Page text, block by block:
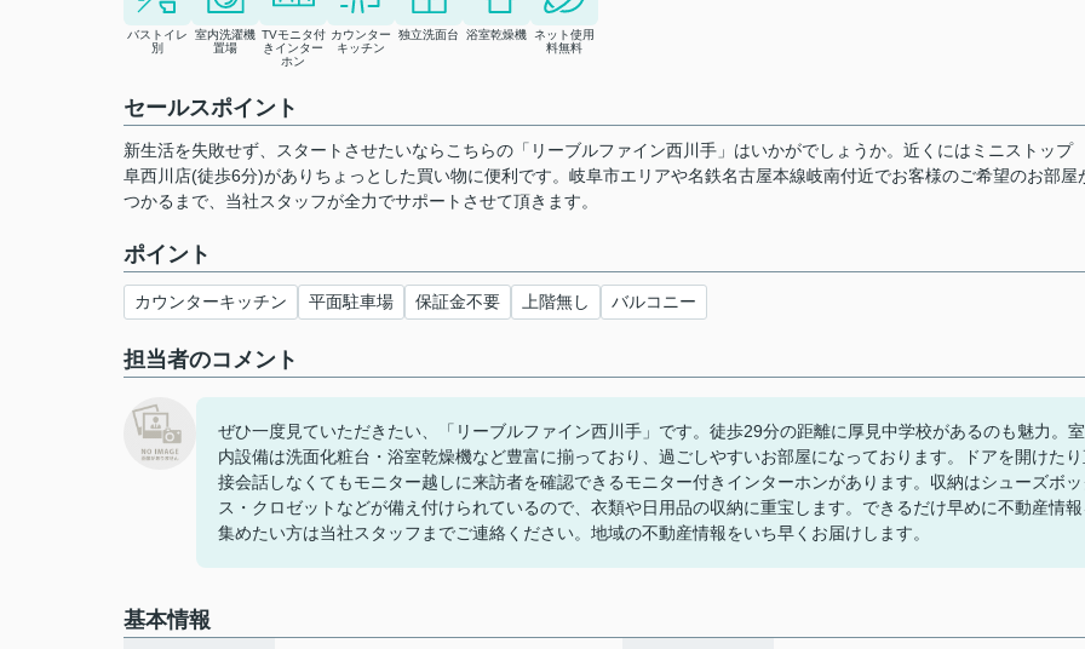
バストイレ
別
室内洗濯機
置場
TVモニタ付
きインター
ホン
カウンター
キッチン
独立洗面台 浴室乾燥機 ネット使用
料無料
セールスポイント
新生活を失敗せず、スタートさせたいならこちらの「リーブルファイン西川手」はいかがでしょうか。近くにはミニストッ
阜西川店(徒歩6分)がありちょっとした買い物に便利です。岐阜市エリアや名鉄名古屋本線岐南付近でお客様のご希望のお部屋
つかるまで、当社スタッフが全力でサポートさせて頂きます。
ポイント
カウンターキッチン 平面駐車場 保証金不要 上階無し バルコニー
担当者のコメント
ぜひ一度見ていただきたい、「リーブルファイン西川手」です。徒歩29分の距離に厚見中学校があるのも魅力。室
内設備は洗面化粧台・浴室乾燥機など豊富に揃っており、過ごしやすいお部屋になっております。ドアを開けた
接会話しなくてもモニター越しに来訪者を確認できるモニター付きインターホンがあります。収納はシューズボ
ス・クロゼットなどが備え付けられているので、衣類や日用品の収納に重宝します。できるだけ早めに不動産情
集めたい方は当社スタッフまでご連絡ください。地域の不動産情報をいち早くお届けします。
基本情報